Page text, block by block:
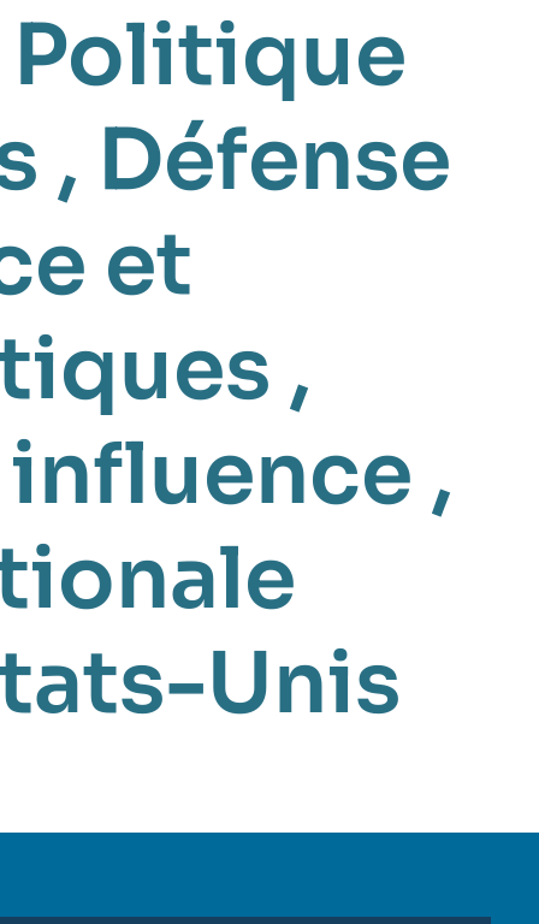
Politique
, Défense
et
,
,
Unis